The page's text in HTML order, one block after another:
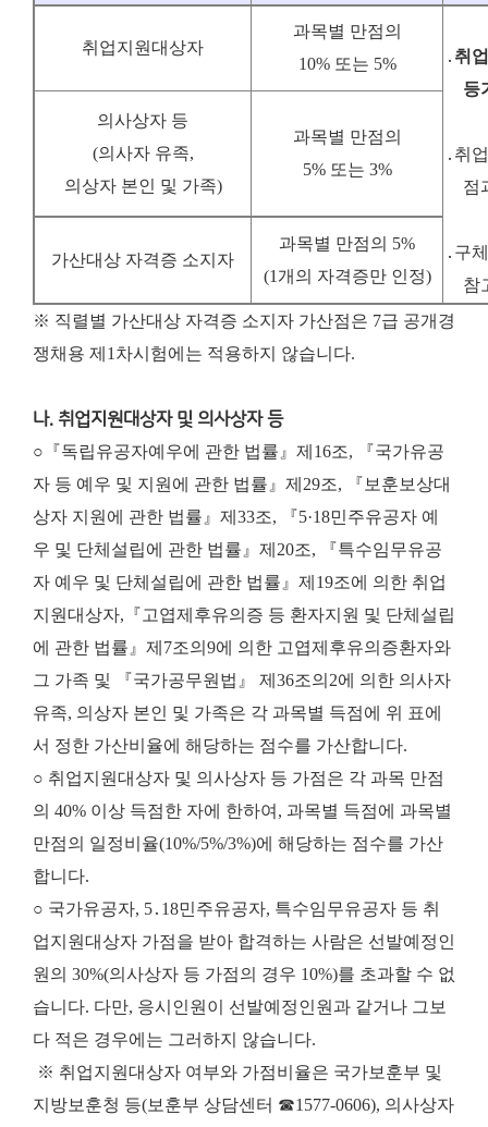
취업지원대상자
과목별 만점의
10% 또는 5%
․ 취
등
․취
점
․구
참
의사상자 등
(의사자 유족,
의상자 본인 및 가족)
과목별 만점의
5% 또는 3%
가산대상 자격증 소지자
과목별 만점의 5%
(1개의 자격증만 인정)
※ 직렬별 가산대상 자격증 소지자 가산점은 7급 공개경
쟁채용 제1차시험에는 적용하지 않습니다.
나. 취업지원대상자 및 의사상자 등
○『독립유공자예우에 관한 법률』제16조, 『국가유공
자 등 예우 및 지원에 관한 법률』제29조, 『보훈보상대
상자 지원에 관한 법률』제33조, 『5·18민주유공자 예
우 및 단체설립에 관한 법률』제20조, 『특수임무유공
자 예우 및 단체설립에 관한 법률』제19조에 의한 취업
지원대상자,『고엽제후유의증 등 환자지원 및 단체설립
에 관한 법률』제7조의9에 의한 고엽제후유의증환자와
그 가족 및 『국가공무원법』 제36조의2에 의한 의사자
유족, 의상자 본인 및 가족은 각 과목별 득점에 위 표에
서 정한 가산비율에 해당하는 점수를 가산합니다.
○ 취업지원대상자 및 의사상자 등 가점은 각 과목 만점
의 40% 이상 득점한 자에 한하여, 과목별 득점에 과목별
만점의 일정비율(10%/5%/3%)에 해당하는 점수를 가산
합니다.
○ 국가유공자, 5․18민주유공자, 특수임무유공자 등 취
업지원대상자 가점을 받아 합격하는 사람은 선발예정인
원의 30%(의사상자 등 가점의 경우 10%)를 초과할 수 없
습니다. 다만, 응시인원이 선발예정인원과 같거나 그보
다 적은 경우에는 그러하지 않습니다.
※ 취업지원대상자 여부와 가점비율은 국가보훈부 및
지방보훈청 등(보훈부 상담센터 ☎1577-0606), 의사상자